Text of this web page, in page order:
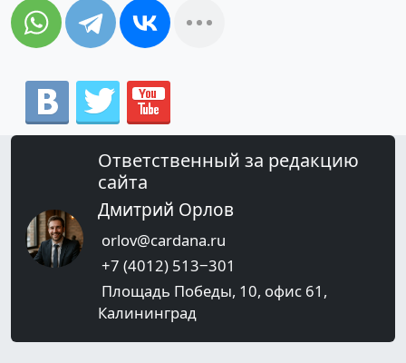
Ответственный за редакцию
сайта
Дмитрий Орлов
orlov@cardana.ru
+7 (4012) 513‒301
Площадь Победы, 10, офис 61,
Калининград